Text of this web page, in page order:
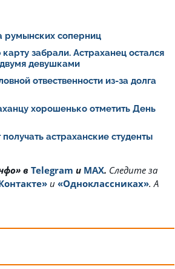
румынских соперниц
забрали. Астраханец остался
двумя девушками
отвественности из-за долга
хорошенько отметить День
астраханские студенты
в Telegram и MAX. Cледите за
и «Одноклассниках». А